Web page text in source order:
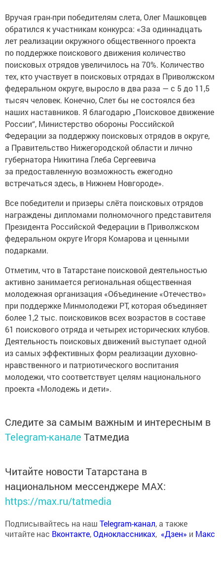
Вручая гран-при победителям слета, Олег Машковцев
обратился к участникам конкурса: «За одиннадцать
лет реализации окружного общественного проекта
по поддержке поискового движения количество
поисковых отрядов увеличилось на 70%. Количество
тех, кто участвует в поисковых отрядах в Приволжском
федеральном округе, выросло в два раза — с 5 до 11,5
тысяч человек. Конечно, Слет бы не состоялся без
наших наставников. Я благодарю „Поисковое движение
России“, Министерство обороны Российской
Федерации за поддержку поисковых отрядов в округе,
а Правительство Нижегородской области и лично
губернатора Никитина Глеба Сергеевича
за предоставленную возможность ежегодно
встречаться здесь, в Нижнем Новгороде».
Все победители и призеры слёта поисковых отрядов
награждены дипломами полномочного представителя
Президента Российской Федерации в Приволжском
федеральном округе Игоря Комарова и ценными
подарками.
Отметим, что в Татарстане поисковой деятельностью
активно занимается региональная общественная
молодежная организация «Объединение «Отечество»
при поддержке Минмолодежи РТ, которая объединяет
более 1,2 тыс. поисковиков всех возрастов в составе
61 поискового отряда и четырех исторических клубов.
Деятельность поисковых движений выступает одной
из самых эффективных форм реализации духовно-
нравственного и патриотического воспитания
молодежи, что соответствует целям национального
проекта «Молодежь и дети».
Следите за самым важным и интересным в
Telegram-канале Татмедиа
Читайте новости Татарстана в
национальном мессенджере MАХ:
https://max.ru/tatmedia
Подписывайтесь на наш Telegram-канал, а также
читайте нас Вконтакте,Одноклассниках, «Дзен» и Макс